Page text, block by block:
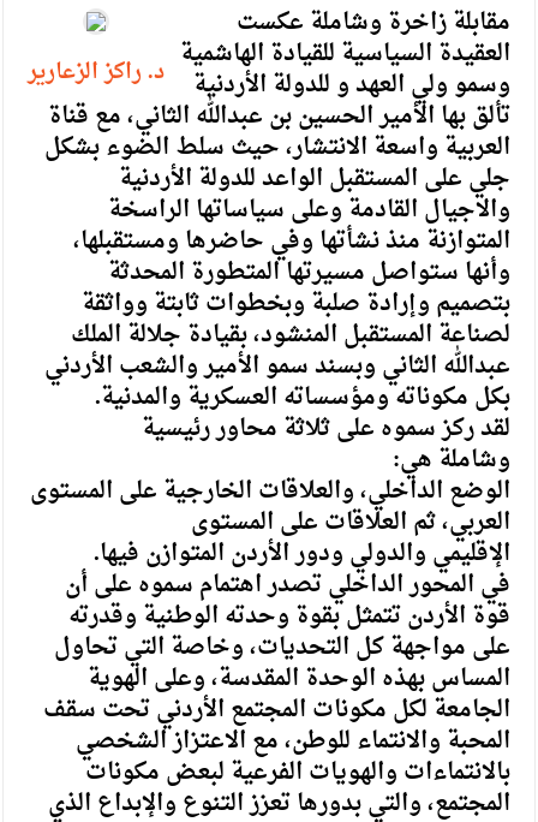
القاضي يلتقي رؤساء تحرير الصحف اليومية ويؤكد حرص مجلس
النواب على شراكة فاعلة مع الإعلام
دعوة المكلفين بخدمة العلم (الدفعة الثالثة) إلى مراجعة منصة خدمة
العلم
الملك يلتقي مجموعة من رفاق السلاح
الملك يتلقى اتصالا هاتفيا من العاهل البحريني
القاضي محمود أحمد فريحات.. مبارك ومزيدا من التوفيق
د. راكز الزعارير
مقابلة زاخرة وشاملة عكست
العقيدة السياسية للقيادة الهاشمية
وسمو ولي العهد و للدولة الأردنية
تألق بها الأمير الحسين بن عبدالله الثاني، مع قناة
العربية واسعة الانتشار، حيث سلط الضوء بشكل
جلي على المستقبل الواعد للدولة الأردنية
والاجيال القادمة وعلى سياساتها الراسخة
المتوازنة منذ نشأتها وفي حاضرها ومستقبلها،
وأنها ستواصل مسيرتها المتطورة المحدثة
بتصميم وإرادة صلبة وبخطوات ثابتة وواثقة
لصناعة المستقبل المنشود، بقيادة جلالة الملك
عبدالله الثاني وبسند سمو الأمير والشعب الأردني
بكل مكوناته ومؤسساته العسكرية والمدنية.
لقد ركز سموه على ثلاثة محاور رئيسية
وشاملة هي:
الوضع الداخلي، والعلاقات الخارجية على المستوى
العربي، ثم العلاقات على المستوى
الإقليمي والدولي ودور الأردن المتوازن فيها.
في المحور الداخلي تصدر اهتمام سموه على أن
قوة الأردن تتمثل بقوة وحدته الوطنية وقدرته
على مواجهة كل التحديات، وخاصة التي تحاول
المساس بهذه الوحدة المقدسة، وعلى الهوية
الجامعة لكل مكونات المجتمع الأردني تحت سقف
المحبة والانتماء للوطن، مع الاعتزاز الشخصي
بالانتماءات والهويات الفرعية لبعض مكونات
المجتمع، والتي بدورها تعزز التنوع والإبداع الذي